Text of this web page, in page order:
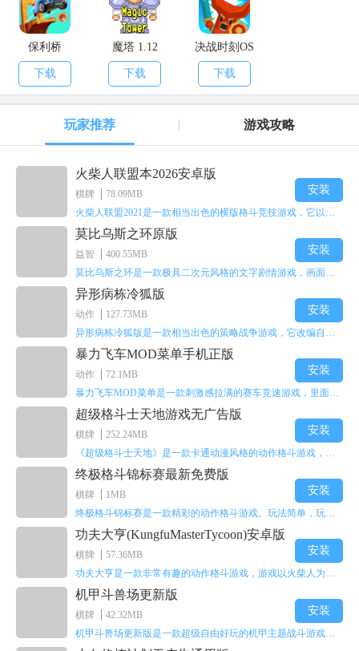
保利桥
下载
魔塔 1.12
下载
决战时刻OS
下载
玩家推荐 游戏攻略
火柴人联盟本2026安卓版
棋牌
78.09MB
火柴人联盟2021是一款相当出色的横版格斗竞技游戏，它以火柴人形象高度还原了知名端游《英雄联盟》里的众多英雄。玩家能够自由挑选两名火柴人英雄开启自己的战斗秀，这里有着炫酷的技能特效和一流的打击感，感兴趣的话就快来体验火柴人联盟2021吧！
安装
莫比乌斯之环原版
益智
400.55MB
莫比乌斯之环是一款极具二次元风格的文字剧情游戏，画面达到动画级别的视觉效果，玩家将帮助游戏中的二次元少女达成心愿，感兴趣的玩家不妨来体验一下这款游戏！
安装
异形病栋冷狐版
动作
127.73MB
异形病栋冷狐版是一款相当出色的策略战争游戏，它改编自同名电影。玩家会进入一座遍布未知与恐惧的废弃病楼，探寻里面的秘密，揭开潜藏在黑暗里的真相。在游戏过程中，玩家要收集线索和道具，破解各种谜团，还要躲避或者对抗怪物。这款游戏支持中文字幕，能带来沉浸式的恐怖体验，很适合喜爱恐怖解谜的玩家。
安装
暴力飞车MOD菜单手机正版
动作
72.1MB
暴力飞车MOD菜单是一款刺激感拉满的赛车竞速游戏，里面有海量顶级超跑等着玩家去解锁和驾驶。游戏还加入了充满悬念的隐藏宝箱系统，打开宝箱能获得稀有道具、性能强化组件和特殊奖励，这些都能大大提高通关效率和竞技优势，玩起来紧张又爽快，沉浸感特别强。
安装
超级格斗士天地游戏无广告版
棋牌
252.24MB
《超级格斗士天地》是一款卡通动漫风格的动作格斗游戏，能瞬间点燃你的格斗激情，让你迅速热血沸腾。游戏里有海绵宝宝、超能小子、幻影丹尼等众多热门角色可供挑选，趣味性拉满，玩起来容易上瘾，绝对是打发无聊时光的绝佳选择。对这款游戏感兴趣的朋友，欢迎来天尚站体验~
安装
终极格斗锦标赛最新免费版
棋牌
1MB
终极格斗锦标赛是一款精彩的动作格斗游戏。玩法简单，玩家只需滑动手势，就能施展出华丽的史诗动作与超级连招。不断提升、升级你的战斗技能吧！欢迎前来体验！在原有基础上，操作体验进行了一定优化，玩家操作将更加简洁流畅，还能为角色添加特殊能力与招式。喜欢这类游戏的玩家可千万别错过！
安装
功夫大亨(KungfuMasterTycoon)安卓版
棋牌
57.36MB
功夫大亨是一款非常有趣的动作格斗游戏，游戏以火柴人为角色形象，不同职业的角色都拥有独特的特殊效果。玩家可以选择自己喜爱的角色挑战关卡，在关卡中通过施展连续特技来消灭怪物。游戏有着精彩的战斗方式和炫酷的特效，喜欢这类游戏的玩家快来体验功夫大亨吧！
安装
机甲斗兽场更新版
棋牌
42.32MB
机甲斗兽场更新版是一款超级自由好玩的机甲主题战斗游戏。里面的一些道具都是免费的。不需要太多高超的技巧，就用手指点一下，就能打发闲暇无聊的时间。这个绝对会是一个非常不错的选择。而且每个机甲都会有自己对应的技能，能展现更多的过关技巧，其中会出现更多不同的怪物。多了解一下你根据怪物的变化调整的过关技能吧！
安装